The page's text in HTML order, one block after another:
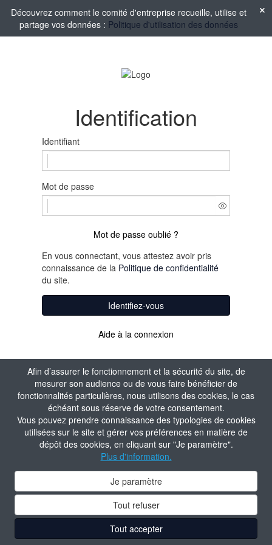
Afin d’assurer le fonctionnement et la sécurité du site, de
mesurer son audience ou de vous faire bénéficier de
fonctionnalités particulières, nous utilisons des cookies, le cas
échéant sous réserve de votre consentement.
Vous pouvez prendre connaissance des typologies de cookies
utilisées sur le site et gérer vos préférences en matière de
dépôt des cookies, en cliquant sur "Je paramètre".
Plus d'information.
Je paramètre
Tout refuser
Tout accepter
Découvrez comment le comité d'entreprise recueille, utilise et
partage vos données : Politique d'utilisation des données
Identification
Identifiant
Mot de passe
Mot de passe oublié ?
En vous connectant, vous attestez avoir pris
connaissance de la Politique de confidentialité
du site.
Identifiez-vous
Aide à la connexion